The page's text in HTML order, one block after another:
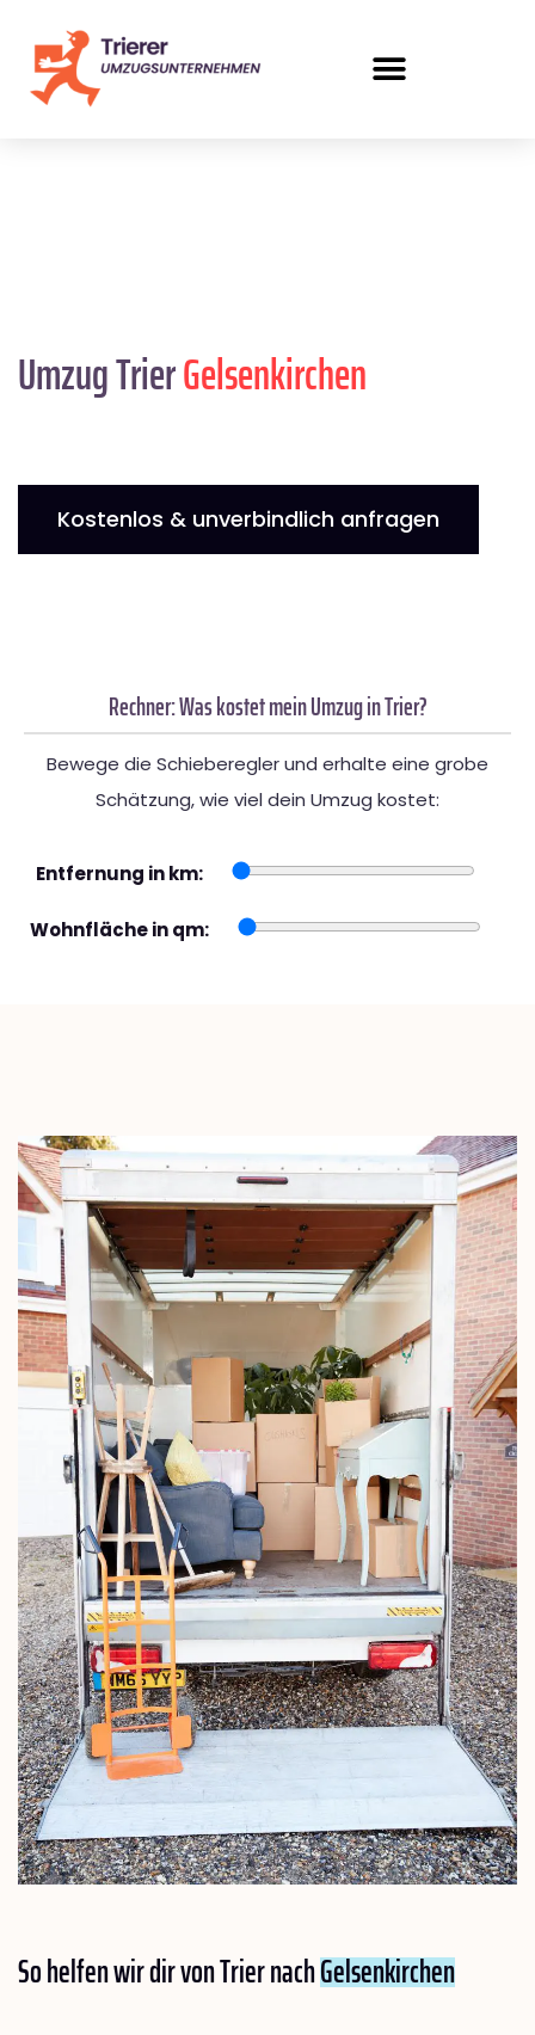
Umzug TrierGelsenkirchen
Kostenlos & unverbindlich anfragen
Rechner: Was kostet mein Umzug in Trier?
Bewege die Schieberegler und erhalte eine grobe
Schätzung, wie viel dein Umzug kostet:
Entfernung in km:
Wohnfläche in qm:
So helfen wir dir von Trier nachGelsenkirchen